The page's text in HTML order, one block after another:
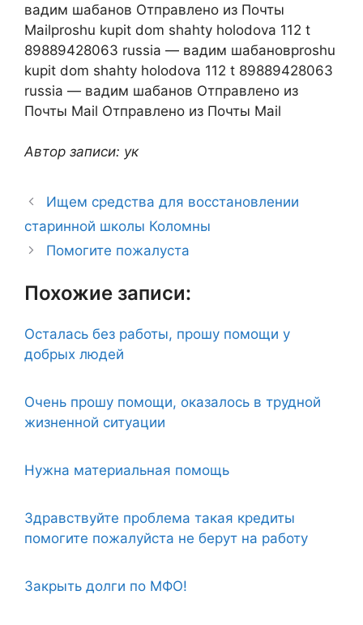
вадим шабанов Отправлено из Почты
Mailproshu kupit dom shahty holodova 112 t
89889428063 russia — вадим шабановproshu
kupit dom shahty holodova 112 t 89889428063
russia — вадим шабанов Отправлено из
Почты Mail Отправлено из Почты Mail
Автор записи: ук
Ищем средства для восстановлении
старинной школы Коломны
Помогите пожалуста
Похожие записи:
Осталась без работы, прошу помощи у
добрых людей
Очень прошу помощи, оказалось в трудной
жизненной ситуации
Нужна материальная помощь
Здравствуйте проблема такая кредиты
помогите пожалуйста не берут на работу
Закрыть долги по МФО!